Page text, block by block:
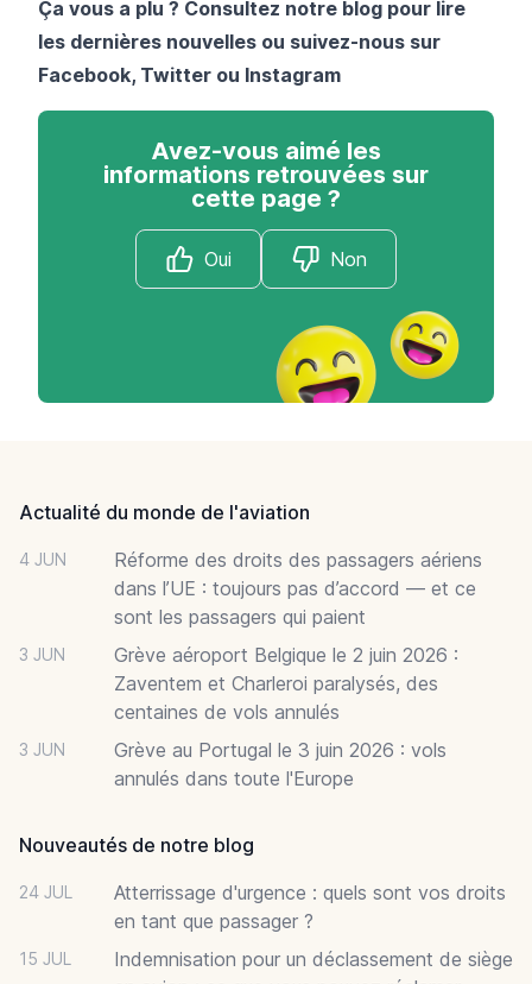
Ça vous a plu ? Consultez notre blog pour lire
les dernières nouvelles ou suivez-nous sur
Facebook, Twitter ou Instagram
Avez-vous aimé les
informations retrouvées sur
cette page ?
Oui Non
Actualité du monde de l'aviation
4 JUN
Réforme des droits des passagers aériens
dans l’UE : toujours pas d’accord — et ce
sont les passagers qui paient
3 JUN
Grève aéroport Belgique le 2 juin 2026 :
Zaventem et Charleroi paralysés, des
centaines de vols annulés
3 JUN
Grève au Portugal le 3 juin 2026 : vols
annulés dans toute l'Europe
Nouveautés de notre blog
24 JUL
Atterrissage d'urgence : quels sont vos droits
en tant que passager ?
15 JUL
Indemnisation pour un déclassement de siège